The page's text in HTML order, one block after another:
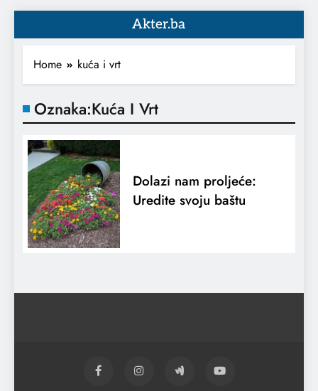
Akter.ba
Home kuća i vrt
Oznaka:Kuća I Vrt
Dolazi nam proljeće:
Uredite svoju baštu